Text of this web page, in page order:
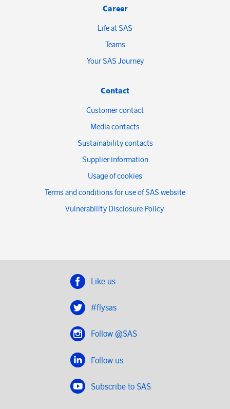
Career
Life at SAS
Teams
Your SAS Journey
Contact
Customer contact
Media contacts
Sustainability contacts
Supplier information
Usage of cookies
Terms and conditions for use of SAS website
Vulnerability Disclosure Policy
Like us
#flysas
Follow @SAS
Follow us
Subscribe to SAS